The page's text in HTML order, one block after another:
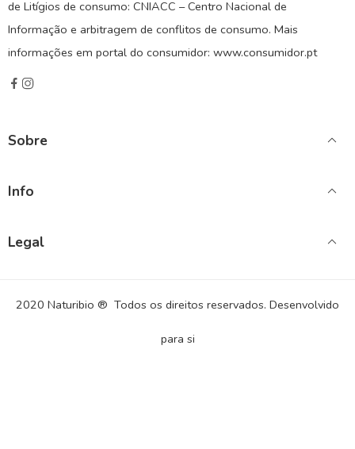
de Litígios de consumo: CNIACC – Centro Nacional de
Informação e arbitragem de conflitos de consumo. Mais
informações em portal do consumidor: www.consumidor.pt
Sobre
Info
Legal
2020 Naturibio ® Todos os direitos reservados. Desenvolvido
para si